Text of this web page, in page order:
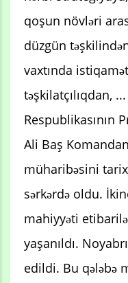
qoşun növləri
düzgün
vaxtında
təşkilatçılıqdan,
Respublikasının
Ali Baş
müharibəsini
sərkərdə oldu.
mahiyyəti
yaşanıldı.
edildi. Bu qələbə